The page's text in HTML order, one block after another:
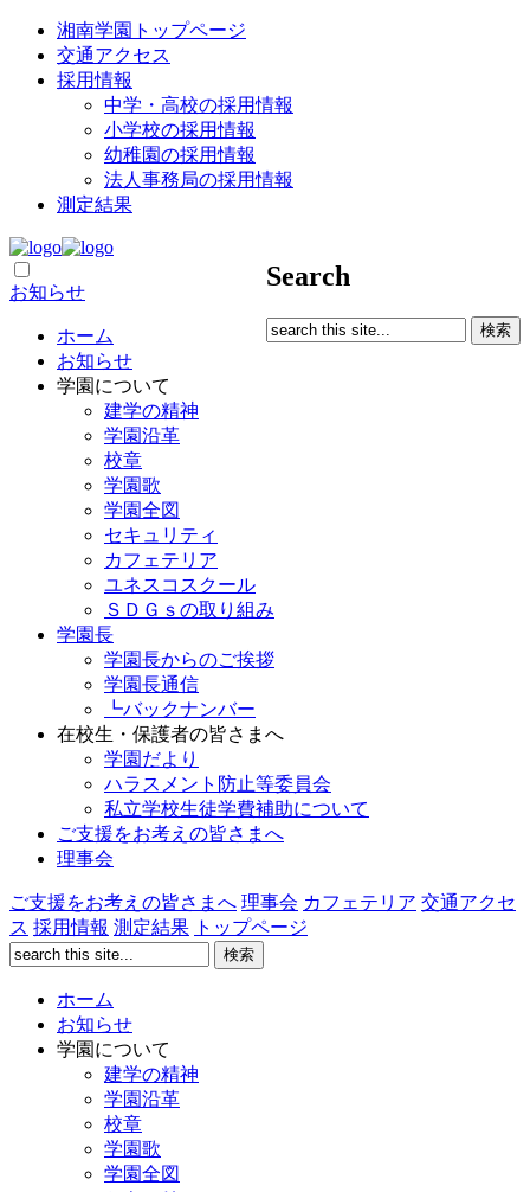
湘南学園トップページ
交通アクセス
採用情報
中学・高校の採用情報
小学校の採用情報
幼稚園の採用情報
法人事務局の採用情報
測定結果
Search
お知らせ
ホーム
お知らせ
学園について
建学の精神
学園沿革
校章
学園歌
学園全図
セキュリティ
カフェテリア
ユネスコスクール
ＳＤＧｓの取り組み
学園長
学園長からのご挨拶
学園長通信
┗バックナンバー
在校生・保護者の皆さまへ
学園だより
ハラスメント防止等委員会
私立学校生徒学費補助について
ご支援をお考えの皆さまへ
理事会
ご支援をお考えの皆さまへ 理事会 カフェテリア 交通アクセ
ス 採用情報 測定結果 トップページ
ホーム
お知らせ
学園について
建学の精神
学園沿革
校章
学園歌
学園全図